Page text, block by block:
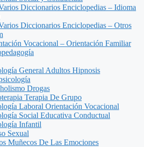
Diccionarios Enciclopedias – Idioma
Diccionarios Enciclopedias – Otros
Vocacional – Orientación Familiar
General Adultos Hipnosis
Drogas
Terapia De Grupo
Laboral Orientación Vocacional
Social Educativa Conductual
Infantil
Sexual
Muñecos De Las Emociones